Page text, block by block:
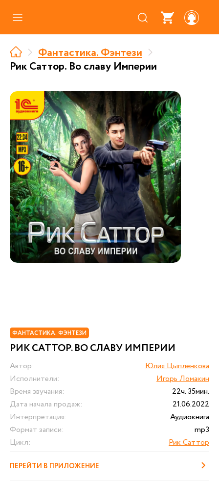
Где купить
О нас
Партнерам
Фантастика. Фэнтези
Рик Саттор. Во славу Империи
ФАНТАСТИКА. ФЭНТЕЗИ
РИК САТТОР. ВО СЛАВУ ИМПЕРИИ
Автор:
Юлия Цыпленкова
Исполнители:
Игорь Ломакин
Время звучания:
22ч. 35мин.
Дата начала продаж:
21.06.2022
Интерпретация:
Аудиокнига
Формат записи:
mp3
Цикл:
Рик Саттор
ПЕРЕЙТИ В ПРИЛОЖЕНИЕ